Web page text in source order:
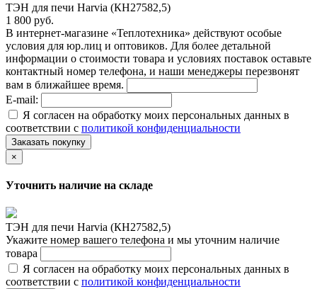
ТЭН для печи Harvia (КН27582,5)
1 800 руб.
В интернет-магазине «Теплотехника» действуют особые
условия для юр.лиц и оптовиков. Для более детальной
информации о стоимости товара и условиях поставок оставьте
контактный номер телефона, и наши менеджеры перезвонят
вам в ближайшее время.
E-mail:
Я согласен на обработку моих персональных данных в
соответствии с политикой конфиденциальности
Заказать покупку
×
Уточнить наличие на складе
ТЭН для печи Harvia (КН27582,5)
Укажите номер вашего телефона и мы уточним наличие
товара
Я согласен на обработку моих персональных данных в
соответствии с политикой конфиденциальности